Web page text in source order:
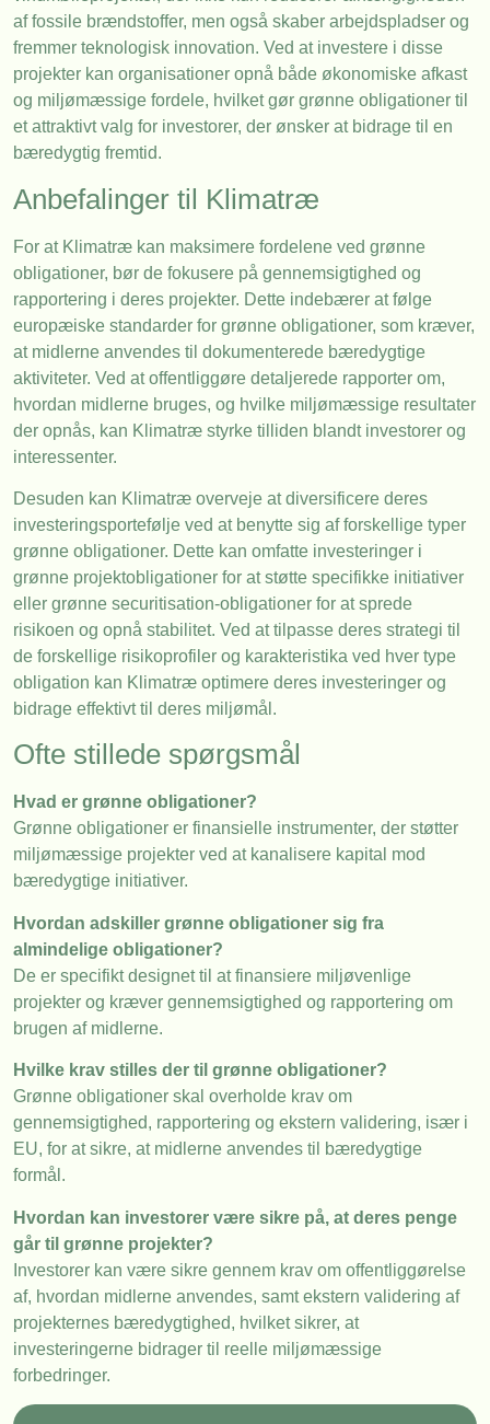
af fossile brændstoffer, men også skaber arbejdspladser og
fremmer teknologisk innovation. Ved at investere i disse
projekter kan organisationer opnå både økonomiske afkast
og miljømæssige fordele, hvilket gør grønne obligationer til
et attraktivt valg for investorer, der ønsker at bidrage til en
bæredygtig fremtid.
Anbefalinger til Klimatræ
For at Klimatræ kan maksimere fordelene ved grønne
obligationer, bør de fokusere på gennemsigtighed og
rapportering i deres projekter. Dette indebærer at følge
europæiske standarder for grønne obligationer, som kræver,
at midlerne anvendes til dokumenterede bæredygtige
aktiviteter. Ved at offentliggøre detaljerede rapporter om,
hvordan midlerne bruges, og hvilke miljømæssige resultater
der opnås, kan Klimatræ styrke tilliden blandt investorer og
interessenter.
Desuden kan Klimatræ overveje at diversificere deres
investeringsportefølje ved at benytte sig af forskellige typer
grønne obligationer. Dette kan omfatte investeringer i
grønne projektobligationer for at støtte specifikke initiativer
eller grønne securitisation-obligationer for at sprede
risikoen og opnå stabilitet. Ved at tilpasse deres strategi til
de forskellige risikoprofiler og karakteristika ved hver type
obligation kan Klimatræ optimere deres investeringer og
bidrage effektivt til deres miljømål.
Ofte stillede spørgsmål
Hvad er grønne obligationer?
Grønne obligationer er finansielle instrumenter, der støtter
miljømæssige projekter ved at kanalisere kapital mod
bæredygtige initiativer.
Hvordan adskiller grønne obligationer sig fra
almindelige obligationer?
De er specifikt designet til at finansiere miljøvenlige
projekter og kræver gennemsigtighed og rapportering om
brugen af midlerne.
Hvilke krav stilles der til grønne obligationer?
Grønne obligationer skal overholde krav om
gennemsigtighed, rapportering og ekstern validering, især i
EU, for at sikre, at midlerne anvendes til bæredygtige
formål.
Hvordan kan investorer være sikre på, at deres penge
går til grønne projekter?
Investorer kan være sikre gennem krav om offentliggørelse
af, hvordan midlerne anvendes, samt ekstern validering af
projekternes bæredygtighed, hvilket sikrer, at
investeringerne bidrager til reelle miljømæssige
forbedringer.